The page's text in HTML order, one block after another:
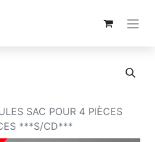
SAC POUR 4 PIÈCES
***S/CD***